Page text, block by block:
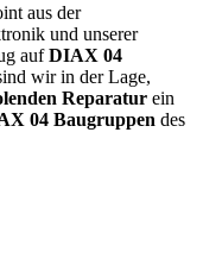
aus der
und unserer
aufDIAX 04
wir in der Lage,
Reparatur ein
04 Baugruppen des